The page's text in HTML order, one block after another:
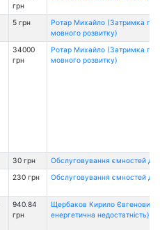
грн
5 грн
Ротар Михайло (Затримка
мовного розвитку)
34000
грн
Ротар Михайло (Затримка
мовного розвитку)
30 грн Обслуговування ємностей
230 грн Обслуговування ємностей
940.84
грн
Щербаков Кирило Євгенович
енергетична недостатність)